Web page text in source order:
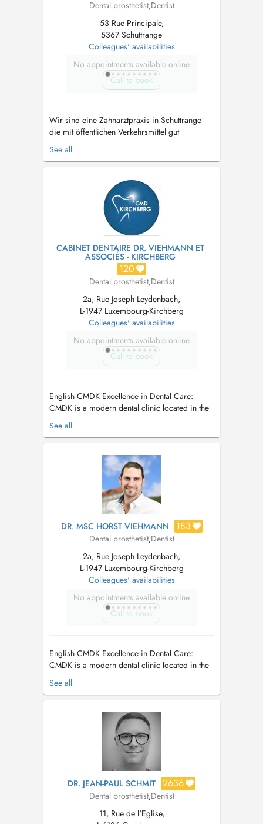
Dental prosthetist,Dentist
53 Rue Principale,
5367 Schuttrange
Colleagues' availabilities
No appointments available online
Call to book
Wir sind eine Zahnarztpraxis in Schuttrange
die mit öffentlichen Verkehrsmittel gut
erreichbar ist und über Parkplätze verfügt. Wir
haben einen behindertengerechten Aufzug.
Relaxationstherapie für Angstpatienten. Notre
cabinet dentaire est situé à Shu...
See all
CABINET DENTAIRE DR. VIEHMANN ET
ASSOCIÉS - KIRCHBERG
120
Dental prosthetist,Dentist
2a, Rue Joseph Leydenbach,
L-1947 Luxembourg-Kirchberg
Colleagues' availabilities
No appointments available online
Call to book
English CMDK Excellence in Dental Care:
CMDK is a modern dental clinic located in the
heart of Kirchberg, Luxembourg, combining
advanced dentistry with personalized patient
precision, empathy, and state-of-the-art
technology. We provide a full ra...
See all
DR. MSC HORST VIEHMANN 183
Dental prosthetist,Dentist
2a, Rue Joseph Leydenbach,
L-1947 Luxembourg-Kirchberg
Colleagues' availabilities
No appointments available online
Call to book
English CMDK Excellence in Dental Care:
CMDK is a modern dental clinic located in the
heart of Kirchberg, Luxembourg, combining
advanced dentistry with personalized patient
precision, empathy, and state-of-the-art
technology. We provide a full ran...
See all
DR. JEAN-PAUL SCHMIT 2636
Dental prosthetist,Dentist
11, Rue de l'Eglise,